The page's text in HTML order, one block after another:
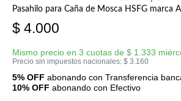
Pasahilo para Caña de Mosca HSFG marca
$ 4.000
Mismo precio en 3 cuotas de $ 1.333
Precio sin impuestos nacionales: $ 3.160
5% OFF abonando con Transferencia
10% OFF abonando con Efectivo